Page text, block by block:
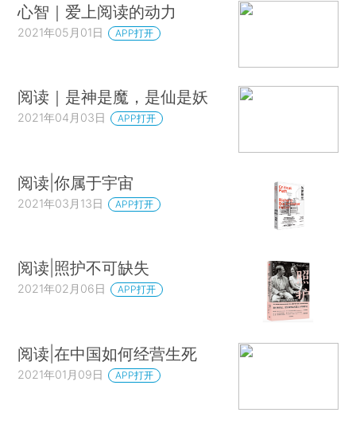
心智｜爱上阅读的动力
2021年05月01日 APP打开
阅读｜是神是魔，是仙是妖
2021年04月03日 APP打开
阅读|你属于宇宙
2021年03月13日 APP打开
阅读|照护不可缺失
2021年02月06日 APP打开
阅读|在中国如何经营生死
2021年01月09日 APP打开